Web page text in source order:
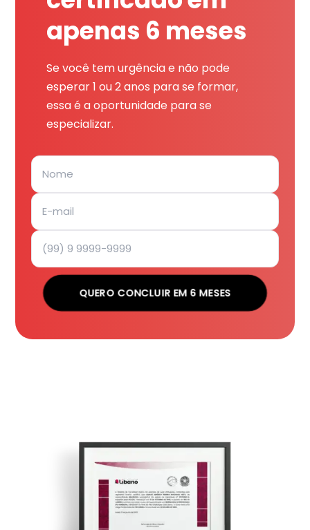
apenas 6 meses
Se você tem urgência e não pode
esperar 1 ou 2 anos para se formar,
essa é a oportunidade para se
especializar.
QUERO CONCLUIR EM 6 MESES